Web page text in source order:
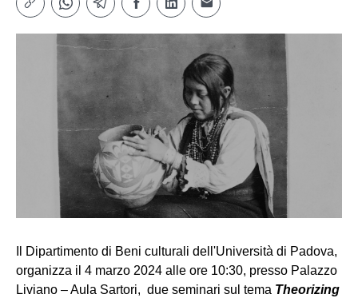
Il Dipartimento di Beni culturali dell'Università di Padova,
organizza il 4 marzo 2024 alle ore 10:30, presso Palazzo
Liviano – Aula Sartori, due seminari sul tema Theorizing